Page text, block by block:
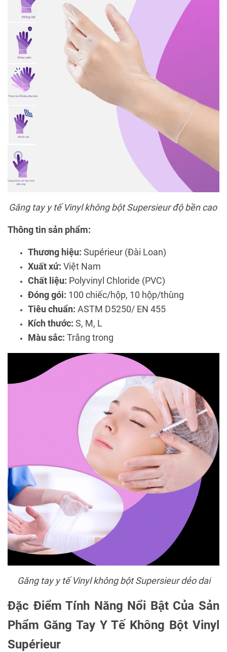
Găng tay y tế Vinyl không bột Supersieur độ bền cao
Thông tin sản phẩm:
Thương hiệu: Supérieur (Đài Loan)
Xuất xứ: Việt Nam
Chất liệu: Polyvinyl Chloride (PVC)
Đóng gói: 100 chiếc/hộp, 10 hộp/thùng
Tiêu chuẩn: ASTM D5250/ EN 455
Kích thước: S, M, L
Màu sắc: Trắng trong
Găng tay y tế Vinyl không bột Supersieur dẻo dai
Đặc Điểm Tính Năng Nổi Bật Của Sản
Phẩm Găng Tay Y Tế Không Bột Vinyl
Supérieur